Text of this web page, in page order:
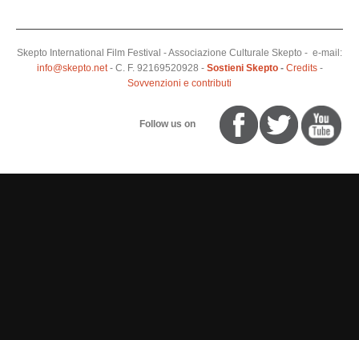
Skepto International Film Festival - Associazione Culturale Skepto - e-mail:
info@skepto.net- C. F. 92169520928 - Sostieni Skepto- Credits-
Sovvenzioni e contributi
Follow us on